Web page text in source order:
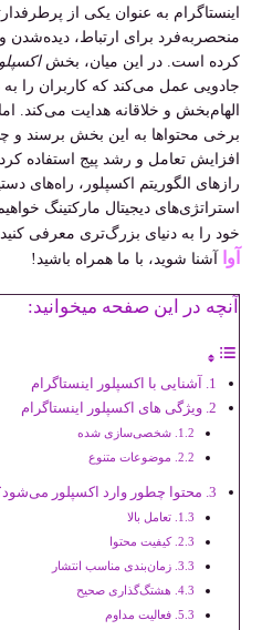
اینستاگرام به عنوان یکی از
منحصربه‌فرد برای ارتباط،
کرده است. در این میان، بخش
جادویی عمل می‌کند که کاربران را به
الهام‌بخش و خلاقانه هدایت می‌کند.
برخی محتواها به این بخش برسند و
افزایش تعامل و رشد پیج استفاده
رازهای الگوریتم اکسپلور، راه‌های
استراتژی‌های دیجیتال مارکتینگ
خود را به دنیای بزرگ‌تری معرفی کنید
آوا
آشنا شوید، با ما همراه باشید!
آنچه در این صفحه میخوانید:
آشنایی با اکسپلور اینستاگرام
ویژگی های اکسپلور اینستاگرام
شخصی‌سازی شده
موضوعات متنوع
محتوا چطور وارد اکسپلور
تعامل بالا
کیفیت محتوا
زمان‌بندی مناسب انتشار
هشتگ‌گذاری صحیح
فعالیت مداوم